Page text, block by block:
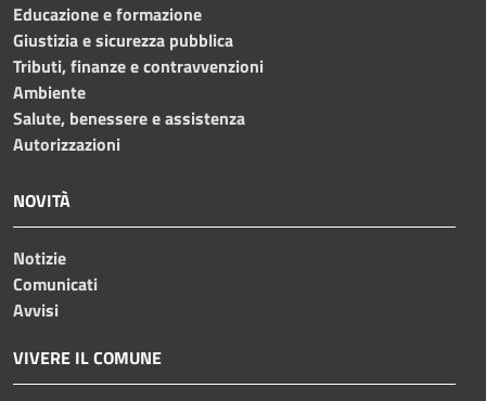
Educazione e formazione
Giustizia e sicurezza pubblica
Tributi, finanze e contravvenzioni
Ambiente
Salute, benessere e assistenza
Autorizzazioni
NOVITÀ
Notizie
Comunicati
Avvisi
VIVERE IL COMUNE